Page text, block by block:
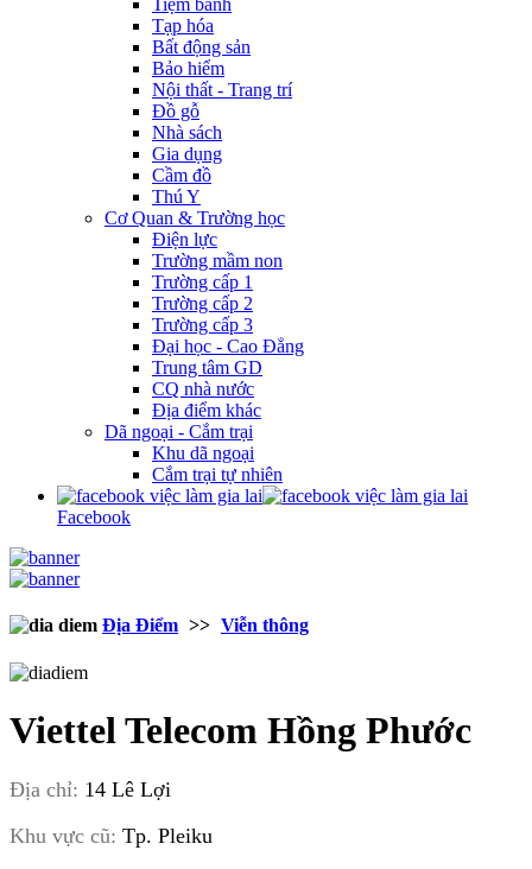
Tiệm bánh
Tạp hóa
Bất động sản
Bảo hiểm
Nội thất - Trang trí
Đồ gỗ
Nhà sách
Gia dụng
Cầm đồ
Thú Y
Cơ Quan & Trường học
Điện lực
Trường mầm non
Trường cấp 1
Trường cấp 2
Trường cấp 3
Đại học - Cao Đẳng
Trung tâm GD
CQ nhà nước
Địa điểm khác
Dã ngoại - Cắm trại
Khu dã ngoại
Cắm trại tự nhiên
Facebook
Địa Điểm >> Viễn thông
Viettel Telecom Hồng Phước
Địa chỉ: 14 Lê Lợi
Khu vực cũ: Tp. Pleiku